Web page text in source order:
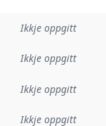
Ikkje oppgitt
:
Ikkje oppgitt
Ikkje oppgitt
:
Ikkje oppgitt